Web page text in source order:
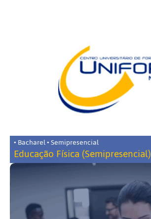
• Bacharel • Semipresencial
Educação Física (Semipresencial)